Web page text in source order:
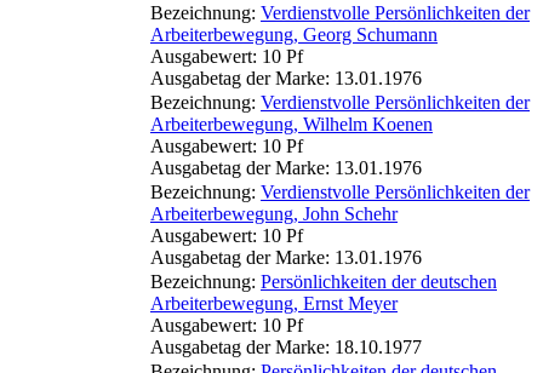
Bezeichnung: Verdienstvolle Persönlichkeiten der
Arbeiterbewegung, Georg Schumann
Ausgabewert: 10 Pf
Ausgabetag der Marke: 13.01.1976
Bezeichnung: Verdienstvolle Persönlichkeiten der
Arbeiterbewegung, Wilhelm Koenen
Ausgabewert: 10 Pf
Ausgabetag der Marke: 13.01.1976
Bezeichnung: Verdienstvolle Persönlichkeiten der
Arbeiterbewegung, John Schehr
Ausgabewert: 10 Pf
Ausgabetag der Marke: 13.01.1976
Bezeichnung: Persönlichkeiten der deutschen
Arbeiterbewegung, Ernst Meyer
Ausgabewert: 10 Pf
Ausgabetag der Marke: 18.10.1977